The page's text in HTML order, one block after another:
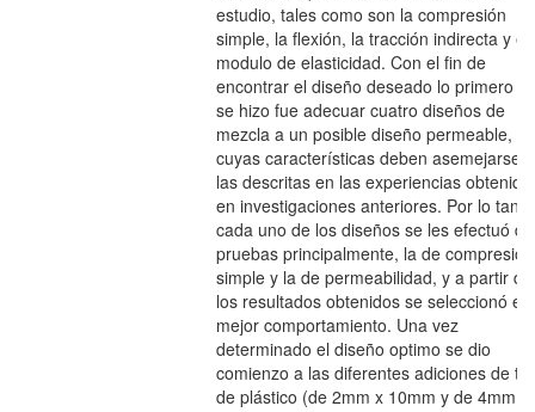
estudio, tales como son la compresión
simple, la flexión, la tracción indirecta y el
modulo de elasticidad. Con el fin de
encontrar el diseño deseado lo primero
se hizo fue adecuar cuatro diseños de
mezcla a un posible diseño permeable,
cuyas características deben asemejarse a
las descritas en las experiencias
en investigaciones anteriores. Por lo
cada uno de los diseños se les efectuó
pruebas principalmente, la de compresión
simple y la de permeabilidad, y a partir de
los resultados obtenidos se seleccionó el
mejor comportamiento. Una vez
determinado el diseño optimo se dio
comienzo a las diferentes adiciones de
de plástico (de 2mm x 10mm y de 4mm x